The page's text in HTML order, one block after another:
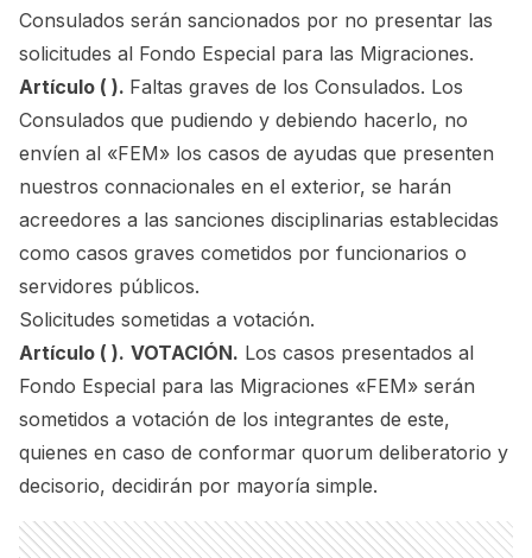
Consulados serán sancionados por no presentar las
solicitudes al Fondo Especial para las Migraciones.
Artículo ( ). Faltas graves de los Consulados. Los
Consulados que pudiendo y debiendo hacerlo, no
envíen al «FEM» los casos de ayudas que presenten
nuestros connacionales en el exterior, se harán
acreedores a las sanciones disciplinarias establecidas
como casos graves cometidos por funcionarios o
servidores públicos.
Solicitudes sometidas a votación.
Artículo ( ). VOTACIÓN. Los casos presentados al
Fondo Especial para las Migraciones «FEM» serán
sometidos a votación de los integrantes de este,
quienes en caso de conformar quorum deliberatorio y
decisorio, decidirán por mayoría simple.